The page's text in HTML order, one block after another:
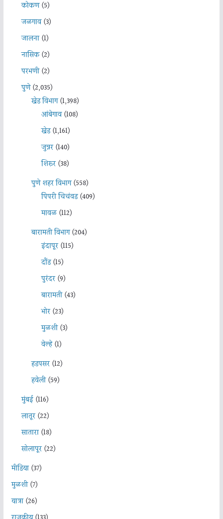
कोकण(5)
जळगाव(3)
जालना(1)
नासिक(2)
परभणी(2)
पुणे(2,035)
खेड विभाग(1,398)
आंबेगाव(108)
खेड(1,161)
जुन्नर(140)
शिरूर(38)
पुणे शहर विभाग(558)
पिंपरी चिचंवड(409)
मावळ(112)
बारामती विभाग(204)
इंदापूर(115)
दौंड(15)
पुरंदर(9)
बारामती(43)
भोर(23)
मुळशी(3)
वेल्हे(1)
हडपसर(12)
हवेली(59)
मुंबई(116)
लातूर(22)
सातारा(18)
सोलापूर(22)
मीडिया(37)
मुळशी(7)
यात्रा(26)